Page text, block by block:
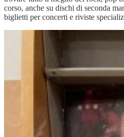
corso, anche su dischi di seconda
biglietti per concerti e riviste